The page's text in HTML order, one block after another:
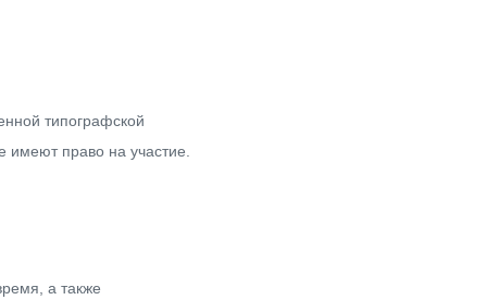
типографской
имеют право на участие.
а также